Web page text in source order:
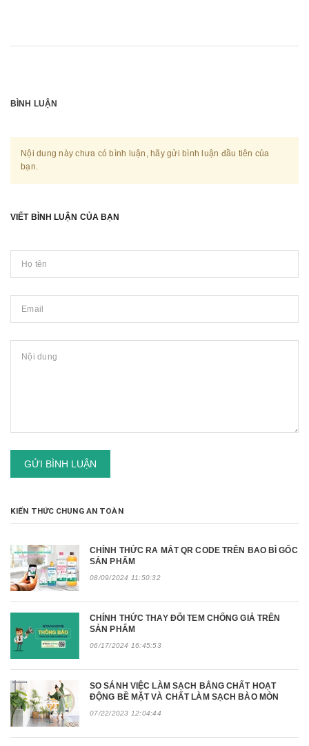
BÌNH LUẬN
Nội dung này chưa có bình luận, hãy gửi bình luận đầu tiên của
bạn.
VIẾT BÌNH LUẬN CỦA BẠN
GỬI BÌNH LUẬN
KIẾN THỨC CHUNG AN TOÀN
CHÍNH THỨC RA MẮT QR CODE TRÊN BAO BÌ GỐC
SẢN PHẨM
08/09/2024 11:50:32
CHÍNH THỨC THAY ĐỔI TEM CHỐNG GIẢ TRÊN
SẢN PHẨM
06/17/2024 16:45:53
SO SÁNH VIỆC LÀM SẠCH BẮNG CHẤT HOẠT
ĐỘNG BỀ MẶT VÀ CHẤT LÀM SẠCH BÀO MÒN
07/22/2023 12:04:44